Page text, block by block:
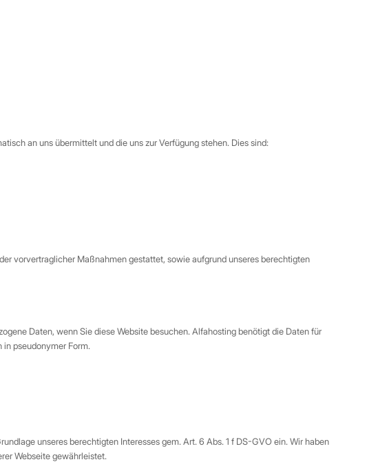
an uns übermittelt und die uns zur Verfügung stehen. Dies sind:
vorvertraglicher Maßnahmen gestattet, sowie aufgrund unseres berechtigten
Daten, wenn Sie diese Website besuchen. Alfahosting benötigt die Daten für
in pseudonymer Form.
unseres berechtigten Interesses gem. Art. 6 Abs. 1 f DS-GVO ein. Wir haben
Webseite gewährleistet.